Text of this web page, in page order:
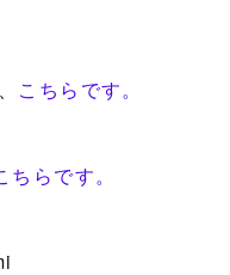
こちらです。
ちらです。